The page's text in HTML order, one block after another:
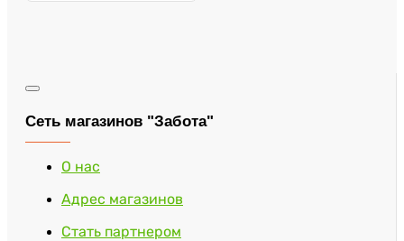
Сеть магазинов "Забота"
О нас
Адрес магазинов
Стать партнером